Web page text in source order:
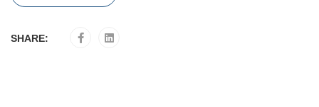
SHARE: